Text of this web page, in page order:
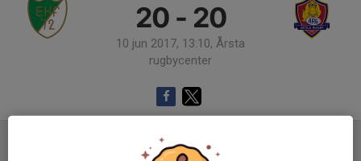
20 - 20
10 jun 2017, 13:10, Årsta
rugbycenter